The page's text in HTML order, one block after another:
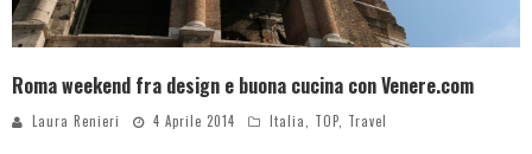
Roma weekend fra design e buona cucina con Venere.com
Laura Renieri 4 Aprile 2014 Italia, TOP, Travel